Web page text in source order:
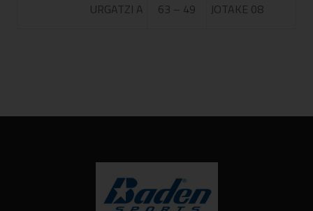
URGATZI A 63 – 49 JOTAKE 08